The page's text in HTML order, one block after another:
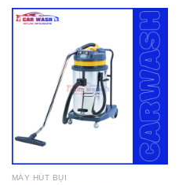
MÁY HÚT BỤI